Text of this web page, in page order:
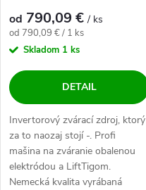
od 790,09 €/ ks
Jednotková cena:
od 790,09 € / 1 ks
Skladom 1 ks
DETAIL
Invertorový zvárací zdroj, ktorý
za to naozaj stojí -. Profi
mašina na zváranie obalenou
elektródou a LiftTigom.
Nemecká kvalita vyrábaná